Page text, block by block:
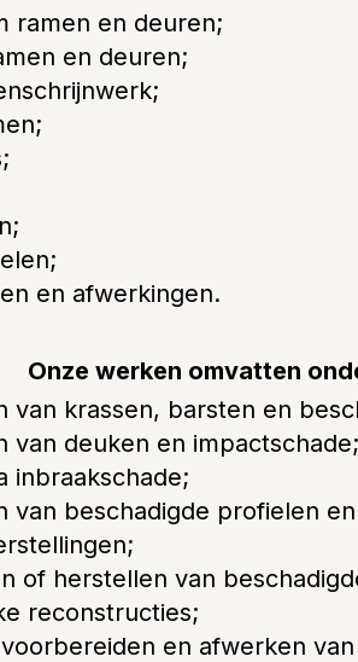
ramen en deuren;
en deuren;
en afwerkingen.
Onze werken omvatten
van krassen, barsten en
van deuken en impactschade;
inbraakschade;
van beschadigde profielen
of herstellen van
reconstructies;
en afwerken